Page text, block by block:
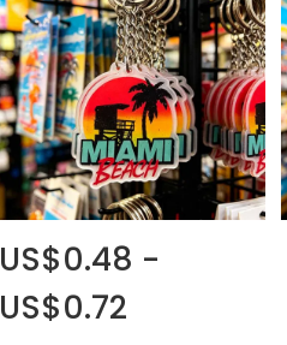
US$0.48 -
US$0.72